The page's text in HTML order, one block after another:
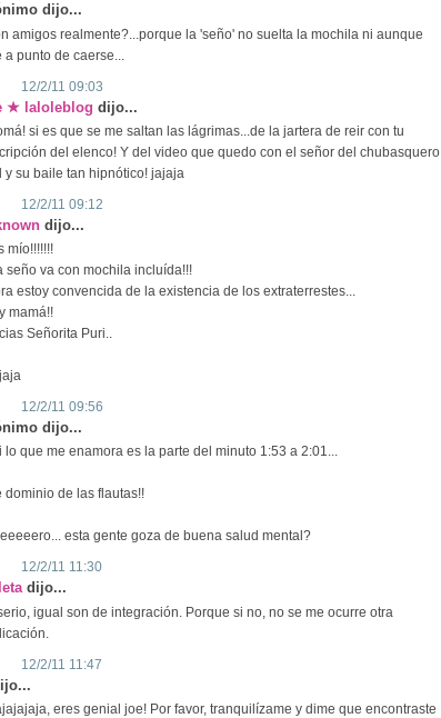
dijo...
amigos realmente?...porque la 'seño' no suelta la mochila ni aunque
a punto de caerse...
12/2/11 09:03
★ laloleblog dijo...
si es que se me saltan las lágrimas...de la jartera de reir con tu
del elenco! Y del video que quedo con el señor del chubasquero
y su baile tan hipnótico! jajaja
12/2/11 09:12
dijo...
mío!!!!!!!
seño va con mochila incluída!!!
estoy convencida de la existencia de los extraterrestes...
mamá!!
Señorita Puri..
12/2/11 09:56
dijo...
lo que me enamora es la parte del minuto 1:53 a 2:01...
dominio de las flautas!!
esta gente goza de buena salud mental?
12/2/11 11:30
dijo...
igual son de integración. Porque si no, no se me ocurre otra
12/2/11 11:47
eres genial joe! Por favor, tranquilízame y dime que encontraste